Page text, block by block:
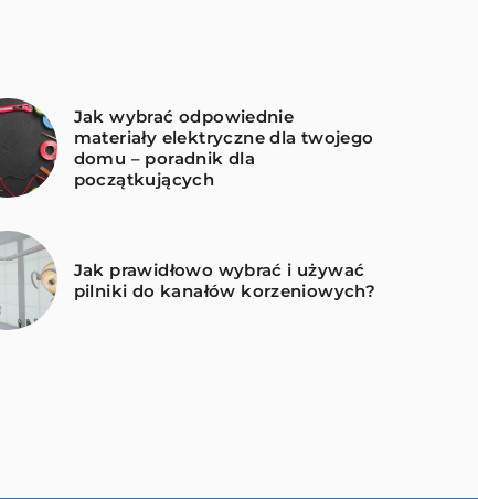
Jak wybrać odpowiednie
materiały elektryczne dla twojego
domu – poradnik dla
początkujących
Jak prawidłowo wybrać i używać
pilniki do kanałów korzeniowych?